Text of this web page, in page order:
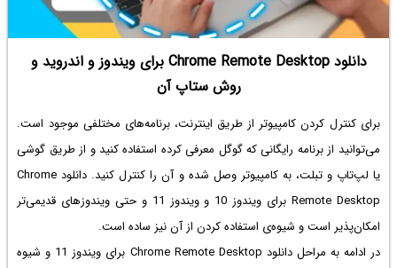
دانلود Chrome Remote Desktop برای ویندوز و اندروید و
روش ستاپ آن
برای کنترل کردن کامپیوتر از طریق اینترنت، برنامه‌های مختلفی موجود است.
می‌توانید از برنامه رایگانی که گوگل معرفی کرده استفاده کنید و از طریق گوشی
یا لپ‌تاپ و تبلت، به کامپیوتر وصل شده و آن را کنترل کنید.
دانلود Chrome
Remote Desktop برای ویندوز 10
و ویندوز 11 و حتی ویندوزهای قدیمی‌تر
امکان‌پذیر است و شیوه‌ی استفاده کردن از آن نیز ساده است.
در ادامه به مراحلدانلود Chrome Remote Desktop برای ویندوز 11
و شیوه